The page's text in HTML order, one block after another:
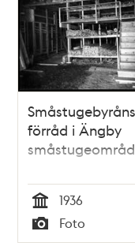
Småstugebyråns
förråd i Ängby
Tid
1936
Typ
Foto